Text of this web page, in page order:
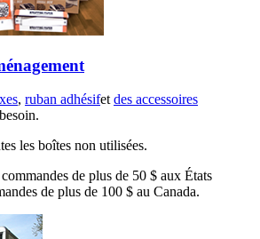
, ruban adhésifetdes accessoires
les boîtes non utilisées.
de plus de 50 $ aux États
de plus de 100 $ au Canada.